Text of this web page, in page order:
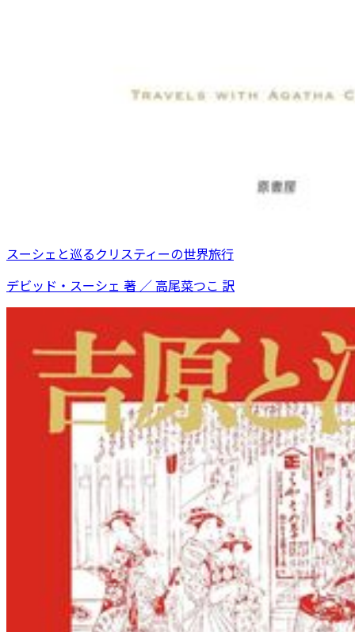
スーシェと巡るクリスティーの世界旅行
デビッド・スーシェ 著 ／ 高尾菜つこ 訳